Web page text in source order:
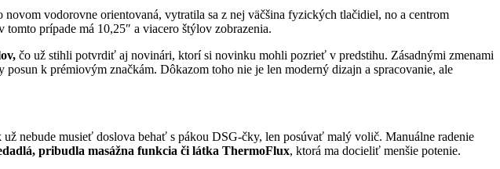
novom vodorovne orientovaná, vytratila sa z nej väčšina fyzických tlačidiel, no a centrom
prípade má 10,25″ a viacero štýlov zobrazenia.
čo už stihli potvrdiť aj novinári, ktorí si novinku mohli pozrieť v predstihu. Zásadnými zmenami
k prémiovým značkám. Dôkazom toho nie je len moderný dizajn a spracovanie, ale
už nebude musieť doslova behať s pákou DSG-čky, len posúvať malý volič. Manuálne radenie
pribudla masážna funkcia či látka ThermoFlux, ktorá ma docieliť menšie potenie.